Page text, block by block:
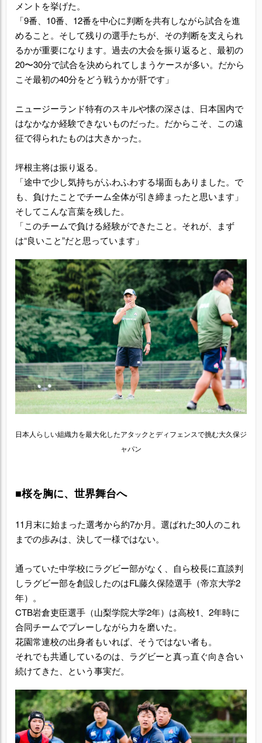
メントを挙げた。
「9番、10番、12番を中心に判断を共有しながら試合を進
めること。そして残りの選手たちが、その判断を支えられ
るかが重要になります。過去の大会を振り返ると、最初の
20〜30分で試合を決められてしまうケースが多い。だから
こそ最初の40分をどう戦うかが肝です」
ニュージーランド特有のスキルや懐の深さは、日本国内で
はなかなか経験できないものだった。だからこそ、この遠
征で得られたものは大きかった。
坪根主将は振り返る。
「途中で少し気持ちがふわふわする場面もありました。で
も、負けたことでチーム全体が引き締まったと思います」
そしてこんな言葉を残した。
「このチームで負ける経験ができたこと。それが、まず
は“良いこと”だと思っています」
日本人らしい組織力を最大化したアタックとディフェンスで挑む大久保ジ
ャパン
■桜を胸に、世界舞台へ
11月末に始まった選考から約7か月。選ばれた30人のこれ
までの歩みは、決して一様ではない。
通っていた中学校にラグビー部がなく、自ら校長に直談判
しラグビー部を創設したのはFL藤久保陸選手（帝京大学2
年）。
CTB岩倉吏臣選手（山梨学院大学2年）は高校1、2年時に
合同チームでプレーしながら力を磨いた。
花園常連校の出身者もいれば、そうではない者も。
それでも共通しているのは、ラグビーと真っ直ぐ向き合い
続けてきた、という事実だ。